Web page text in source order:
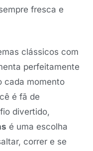
fresca e
clássicos com
perfeitamente
cada momento
é fã de
divertido,
é uma escolha
correr e se